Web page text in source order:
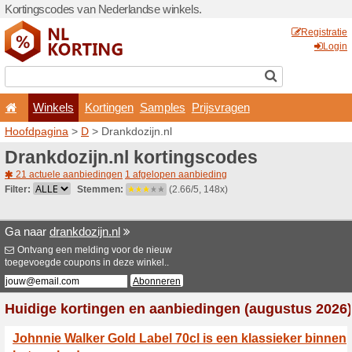
Kortingscodes van
Winkels
Hoofdpagina>D>